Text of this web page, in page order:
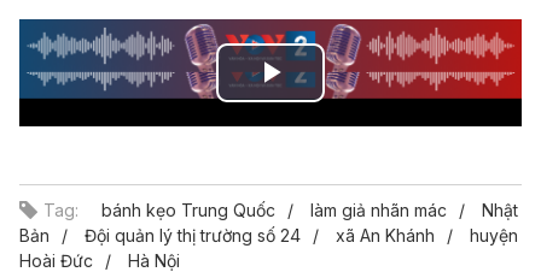
Play
Tag: bánh kẹo Trung Quốc làm giả nhãn mác
Nhật
Bản
Đội quản lý thị trường số 24 xã An Khánh
huyện
Hoài Đức
Hà Nội